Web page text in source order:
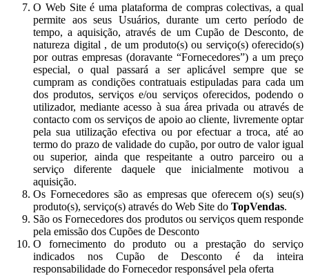
O Web Site é uma plataforma de compras colectivas, a qual
permite aos seus Usuários, durante um certo período de
tempo, a aquisição, através de um Cupão de Desconto, de
natureza digital , de um produto(s) ou serviço(s) oferecido(s)
por outras empresas (doravante “Fornecedores”) a um preço
especial, o qual passará a ser aplicável sempre que se
cumpram as condições contratuais estipuladas para cada um
dos produtos, serviços e/ou serviços oferecidos, podendo o
utilizador, mediante acesso à sua área privada ou através de
contacto com os serviços de apoio ao cliente, livremente optar
pela sua utilização efectiva ou por efectuar a troca, até ao
termo do prazo de validade do cupão, por outro de valor igual
ou superior, ainda que respeitante a outro parceiro ou a
serviço diferente daquele que inicialmente motivou a
aquisição.
Os Fornecedores são as empresas que oferecem o(s) seu(s)
produto(s), serviço(s) através do Web Site do TopVendas.
São os Fornecedores dos produtos ou serviços quem responde
pela emissão dos Cupões de Desconto
O fornecimento do produto ou a prestação do serviço
indicados nos Cupão de Desconto é da inteira
responsabilidade do Fornecedor responsável pela oferta